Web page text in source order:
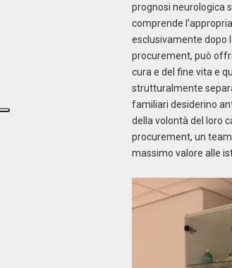
prognosi neurologica
comprende
esclusivamente dopo
procurement, può
cura e del fine vita e
strutturalmente
familiari desiderino
della volontà del loro
procurement, un
massimo valore alle